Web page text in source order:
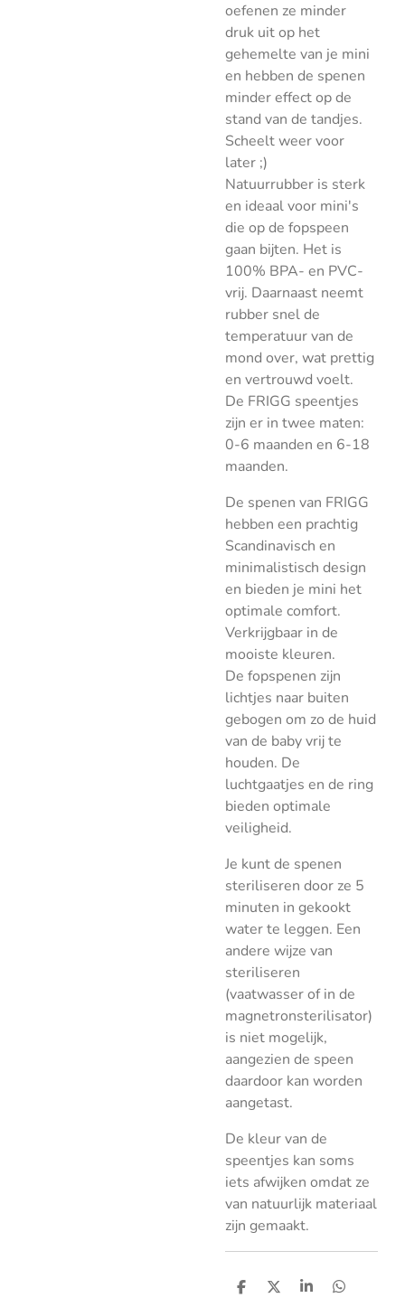
oefenen ze minder
druk uit op het
gehemelte van je mini
en hebben de spenen
minder effect op de
stand van de tandjes.
Scheelt weer voor
later ;)
Natuurrubber is sterk
en ideaal voor mini's
die op de fopspeen
gaan bijten. Het is
100% BPA- en PVC-
vrij. Daarnaast neemt
rubber snel de
temperatuur van de
mond over, wat prettig
en vertrouwd voelt.
De FRIGG speentjes
zijn er in twee maten:
0-6 maanden en 6-18
maanden.
De spenen van FRIGG
hebben een prachtig
Scandinavisch en
minimalistisch design
en bieden je mini het
optimale comfort.
Verkrijgbaar in de
mooiste kleuren.
De fopspenen zijn
lichtjes naar buiten
gebogen om zo de huid
van de baby vrij te
houden. De
luchtgaatjes en de ring
bieden optimale
veiligheid.
Je kunt de spenen
steriliseren door ze 5
minuten in gekookt
water te leggen. Een
andere wijze van
steriliseren
(vaatwasser of in de
magnetronsterilisator)
is niet mogelijk,
aangezien de speen
daardoor kan worden
aangetast.
De kleur van de
speentjes kan soms
iets afwijken omdat ze
van natuurlijk materiaal
zijn gemaakt.
D
D
S
D